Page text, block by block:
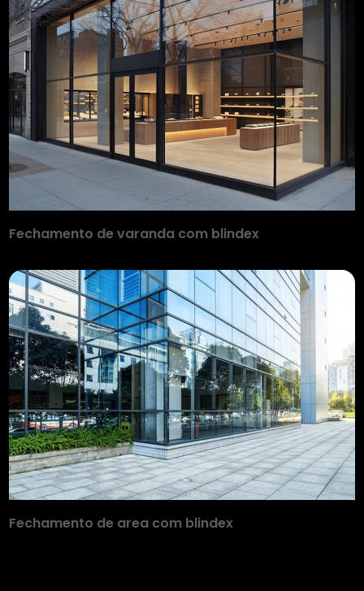
Fechamento de varanda com blindex
Fechamento de area com blindex